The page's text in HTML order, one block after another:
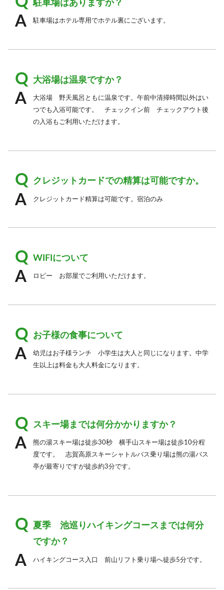
駐車場はありますか？
駐車場はホテル専用でホテル裏にございます。
大浴場は温泉ですか？
大浴場 野天風呂ともに温泉です。午前中清掃時間以外はい
つでも入浴可能です。 チェックイン前 チェックアウト後
の入浴もご利用いただけます。
クレジットカードでの精算は可能ですか。
クレジットカード精算は可能です。宿泊のみ
WIFIについて
ロビー お部屋でご利用いただけます。
お子様の食事について
幼児はお子様ランチ 小学生は大人と同じになります。中学
生以上は料金も大人料金になります。
スキー場までは何分かかりますか？
熊の湯スキー場は徒歩30秒 横手山スキー場は徒歩10分程
度です。 志賀高原スキーシャトルバス乗り場は熊の湯バス
亭が最寄りですが徒歩約3分です。
夏季 池巡りハイキングコースまでは何分
ですか？
ハイキングコース入口 前山リフト乗り場へ徒歩5分です。